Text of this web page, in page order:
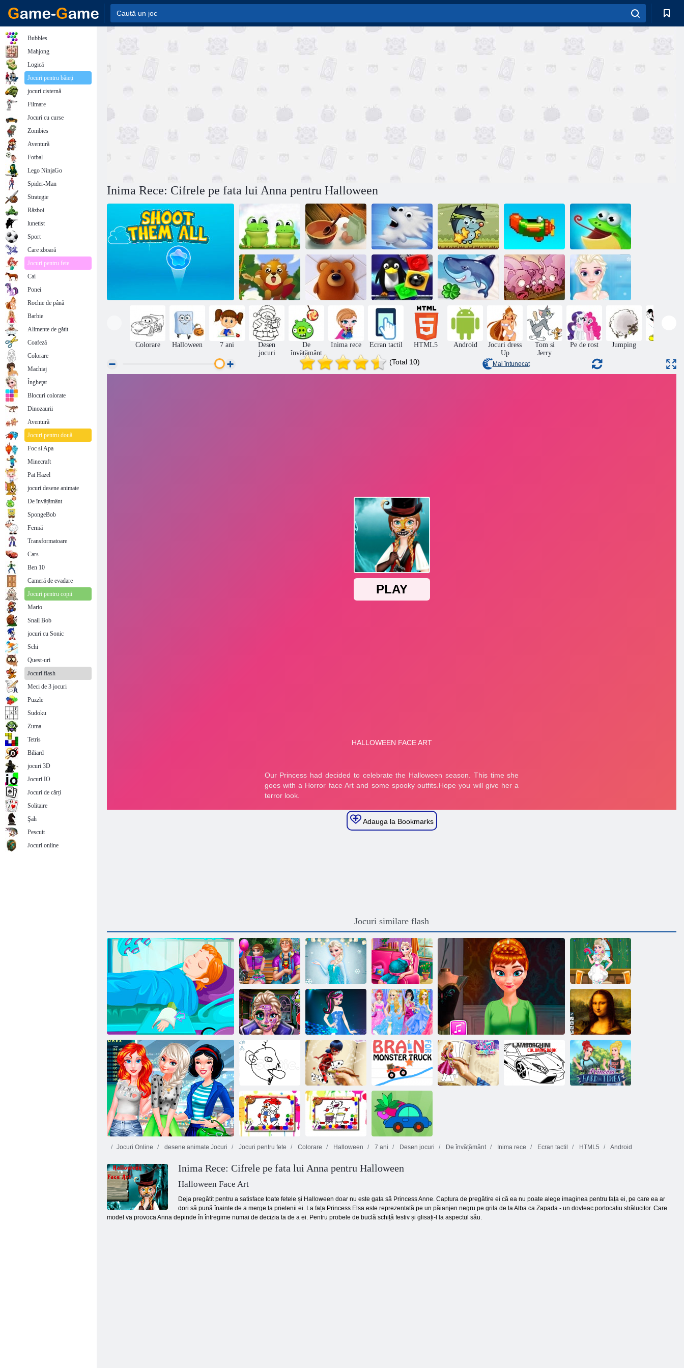
Inima Rece: Cifrele pe fata lui Anna pentru Halloween
Leap Frog Stele Bucătărie Globe zăpadă Mere Sboschik Repetați din nou Prinde broasca
Veveriță Hero Linii animale
Distructive
animale de
companie Saga
Shark zboară
Run, de porc,
Run
Înghețate.
Design de
coafura
Colorare Halloween 7 ani
Desen
jocuri
De
învățământ
Inima rece Ecran tactil HTML5 Android
Jocuri dress
Up
Tom si
Jerry
Pe de rost Jumping
(Total 10) Mai întunecat
Adauga la Bookmarks
Jocuri similare flash
Inima Rece: Operațiunea pe de o parte de
Princess Anne
Ellie Dragoste
Trouble
Congelate carte
de colorat II
Gravidă de
naștere Elsa Pat
Rochii de
mireasa Elsei
Elsa Scary
machiaj de
Halloween
Mix de modă
Monster High
Princess
Magazin de
moda
Cenusareasa
Artă și Desen
Gartic. io
Cartea de colorat
pentru fete
punctate
Brain Pentru
Monster Truck
Cartea de colorat
de iarna
Cartea de colorat
muzical
Cartea mea de
colorat
Jocuri Online desene animate Jocuri Jocuri pentru fete Colorare Halloween 7 ani Desen jocuri De învățământ Inima rece Ecran tactil HTML5 Android
Inima Rece: Cifrele pe fata lui Anna pentru Halloween
Halloween Face Art
Deja pregătit pentru a satisface toate fetele și Halloween doar nu este gata să Princess Anne. Captura de pregătire ei că ea nu poate alege imaginea pentru fața ei, pe care ea ar
dori să pună înainte de a merge la prietenii ei. La fața Princess Elsa este reprezentată pe un păianjen negru pe grila de la Alba ca Zapada - un dovleac portocaliu strălucitor. Care
model va provoca Anna depinde în întregime numai de decizia ta de a ei. Pentru probele de buclă schiță festiv și glisați-l la aspectul său.
Bubbles
Mahjong
Logică
Jocuri pentru băieți
jocuri cisternă
Filmare
Jocuri cu curse
Zombies
Aventură
Fotbal
Lego NinjaGo
Spider-Man
Strategie
Război
lunetist
Sport
Care zboară
Jocuri pentru fete
Cai
Ponei
Rochie de până
Barbie
Alimente de gătit
Coafeză
Colorare
Machiaj
Îngheţat
Blocuri colorate
Dinozaurii
Aventură
Jocuri pentru două
Foc si Apa
Minecraft
Pat Hazel
jocuri desene animate
De învățământ
SpongeBob
Fermă
Transformatoare
Cars
Ben 10
Cameră de evadare
Jocuri pentru copii
Mario
Snail Bob
jocuri cu Sonic
Schi
Quest-uri
Jocuri flash
Meci de 3 jocuri
Puzzle
Sudoku
Zuma
Tetris
Biliard
jocuri 3D
Jocuri IO
Jocuri de cărți
Solitaire
Şah
Pescuit
Jocuri online